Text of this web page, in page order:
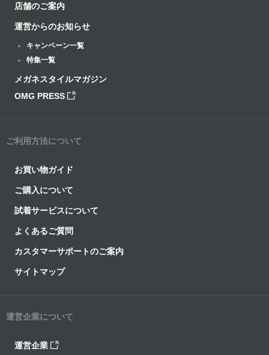
店舗のご案内
運営からのお知らせ
キャンペーン一覧
特集一覧
メガネスタイルマガジン
OMG PRESS
ご利用方法について
お買い物ガイド
ご購入について
試着サービスについて
よくあるご質問
カスタマーサポートのご案内
サイトマップ
運営企業について
運営企業